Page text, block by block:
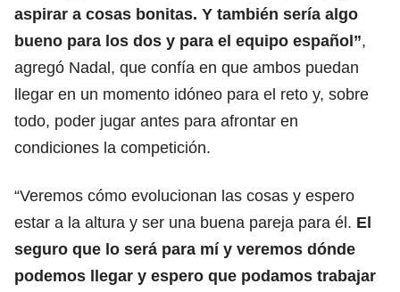
aspirar a cosas bonitas. Y también sería algo
bueno para los dos y para el equipo español”,
agregó Nadal, que confía en que ambos puedan
llegar en un momento idóneo para el reto y, sobre
todo, poder jugar antes para afrontar en
condiciones la competición.
“Veremos cómo evolucionan las cosas y espero
estar a la altura y ser una buena pareja para él. El
seguro que lo será para mí y veremos dónde
podemos llegar y espero que podamos trabajar